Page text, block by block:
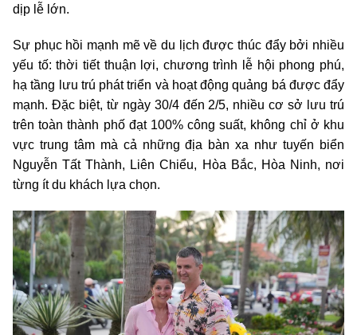
dịp lễ lớn.
Sự phục hồi mạnh mẽ về du lịch được thúc đẩy bởi nhiều
yếu tố: thời tiết thuận lợi, chương trình lễ hội phong phú,
hạ tầng lưu trú phát triển và hoạt động quảng bá được đẩy
mạnh. Đặc biệt, từ ngày 30/4 đến 2/5, nhiều cơ sở lưu trú
trên toàn thành phố đạt 100% công suất, không chỉ ở khu
vực trung tâm mà cả những địa bàn xa như tuyến biển
Nguyễn Tất Thành, Liên Chiểu, Hòa Bắc, Hòa Ninh, nơi
từng ít du khách lựa chọn.